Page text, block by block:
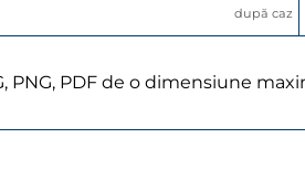
după caz
PNG, PDF de o dimensiune